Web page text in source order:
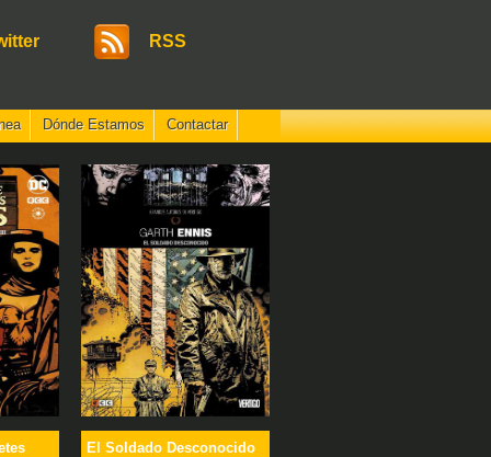
RSS
Dónde Estamos Contactar
El Soldado Desconocido